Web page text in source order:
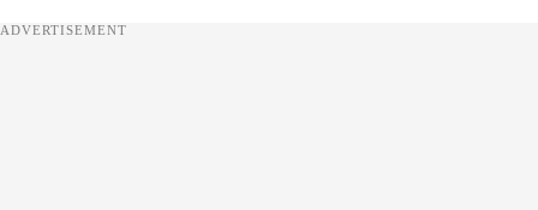
ADVERTISEMENT